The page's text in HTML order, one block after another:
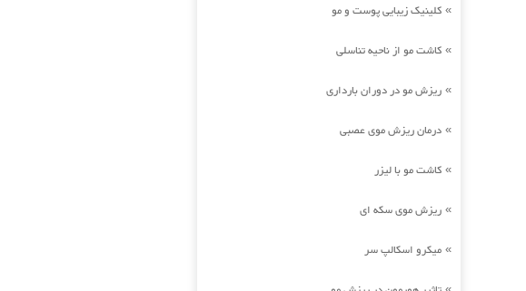
» کلینیک زیبایی پوست و مو
» کاشت مو از ناحیه تناسلی
» ریزش مو در دوران بارداری
» درمان ریزش موی عصبی
» کاشت مو با لیزر
» ریزش موی سکه ای
» میکرو اسکالپ سر